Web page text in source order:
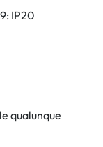
IP20
qualunque